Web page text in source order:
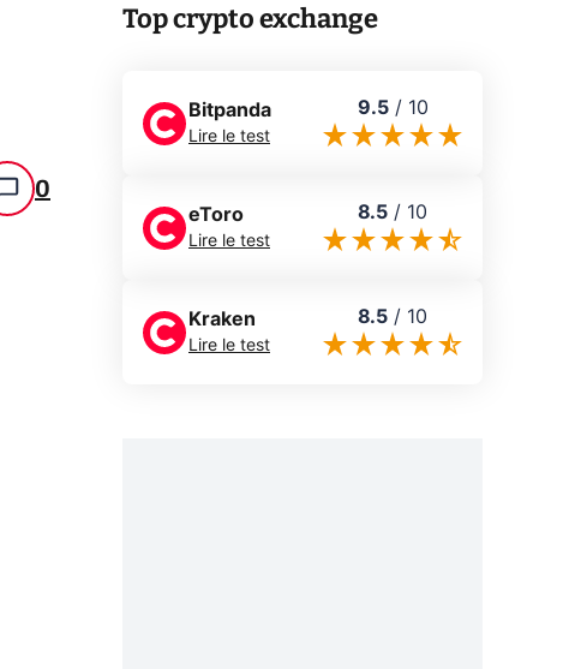
0
Top crypto exchange
Bitpanda
Lire le test
9.5/ 10
eToro
Lire le test
8.5 / 10
Kraken
Lire le test
8.5 / 10